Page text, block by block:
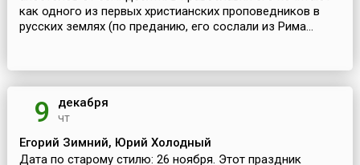
как одного из первых христианских проповедников в
русских землях (по преданию, его сослали из Рима...
9 декабря
чт
Егорий Зимний, Юрий Холодный
Дата по старому стилю: 26 ноября. Этот праздник